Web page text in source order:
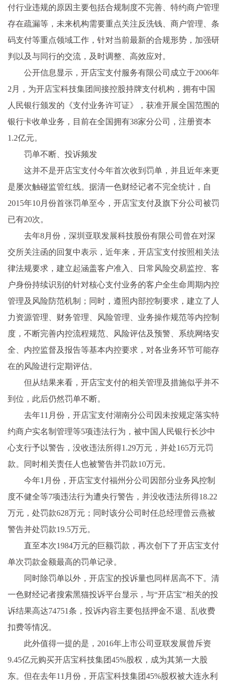
付行业违规的原因主要包括合规制度不完善、特约商户管理
存在疏漏等，未来机构需要重点关注反洗钱、商户管理、条
码支付等重点领域工作，针对当前最新的合规形势，加强研
判以及与同行的交流，及时调整、高效应对。
公开信息显示，开店宝支付服务有限公司成立于2006年
2月，为开店宝科技集团间接控股持牌支付机构，拥有中国
人民银行颁发的《支付业务许可证》，获准开展全国范围的
银行卡收单业务，目前在全国拥有38家分公司，注册资本
1.2亿元。
罚单不断、投诉频发
这并不是开店宝支付今年首次收到罚单，并且近年来更
是屡次触碰监管红线。据清一色财经记者不完全统计，自
2015年10月份首张罚单至今，开店宝支付及旗下分公司被罚
已有20次。
去年8月份，深圳亚联发展科技股份有限公司曾在对深
交所关注函的回复中表示，近年来，开店宝支付按照相关法
律法规要求，建立起涵盖客户准入、日常风险交易监控、客
户身份持续识别的针对核心支付业务的客户全生命周期内控
管理及风险防范机制；同时，遵照内部控制要求，建立了人
力资源管理、财务管理、风险管理、业务操作规范等内控制
度，不断完善内控流程规范、风险评估及预警、系统网络安
全、内控监督及报告等基本内控要求，对各业务环节可能存
在的风险进行定期评估。
但从结果来看，开店宝支付的相关管理及措施似乎并不
到位，此后仍然罚单不断。
去年11月份，开店宝支付湖南分公司因未按规定落实特
约商户实名制管理等5项违法行为，被中国人民银行长沙中
心支行予以警告，没收违法所得1.29万元，并处165万元罚
款。同时相关责任人也被警告并罚款10万元。
今年1月份，开店宝支付福州分公司因部分业务风控制
度不健全等7项违法行为遭央行警告，并没收违法所得18.22
万元，处罚款628万元；同时该分公司时任总经理曾云燕被
警告并处罚款19.5万元。
直至本次1984万元的巨额罚款，再次创下了开店宝支付
单次罚款金额最高的罚单记录。
同时除罚单以外，开店宝的投诉量也同样居高不下。清
一色财经记者搜索黑猫投诉平台显示，与“开店宝”相关的投
诉结果高达74751条，投诉内容主要包括押金不退、乱收费
扣费等情况。
此外值得一提的是，2016年上市公司亚联发展曾斥资
9.45亿元购买开店宝科技集团45%股权，成为其第一大股
东。但在去年11月份，开店宝科技集团45%股权被大连永利